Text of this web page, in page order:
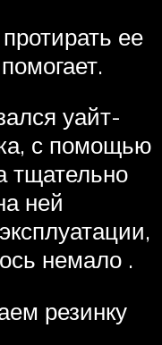
ее
уайт-
с помощью
тщательно
ней
немало .
резинку